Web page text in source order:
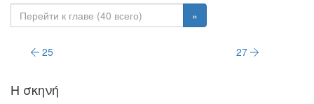
»
25 27
H σκηνή